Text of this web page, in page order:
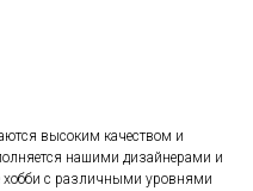
высоким качеством и
нашими дизайнерами и
хобби с различными уровнями